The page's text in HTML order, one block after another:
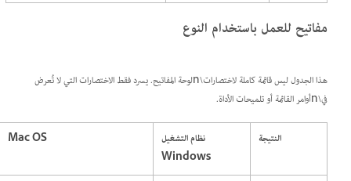
مفاتيح للعمل باستخدام النوع
هذا الجدول ليس قائمة كاملة لاختصارات\nلوحة المفاتيح. يسرد فقط الاختصارات التي لا تُعرض
نظام التشغيل
Windows
Mac OS